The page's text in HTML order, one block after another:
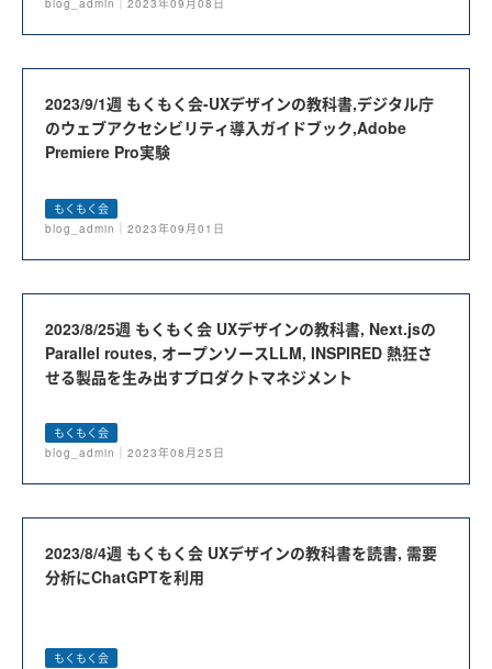
blog_admin｜2023年09月08日
2023/9/1週 もくもく会-UXデザインの教科書,デジタル庁
のウェブアクセシビリティ導入ガイドブック,Adobe
Premiere Pro実験
もくもく会
blog_admin｜2023年09月01日
2023/8/25週 もくもく会 UXデザインの教科書, Next.jsの
Parallel routes, オープンソースLLM, INSPIRED 熱狂さ
せる製品を生み出すプロダクトマネジメント
もくもく会
blog_admin｜2023年08月25日
2023/8/4週 もくもく会 UXデザインの教科書を読書, 需要
分析にChatGPTを利用
もくもく会